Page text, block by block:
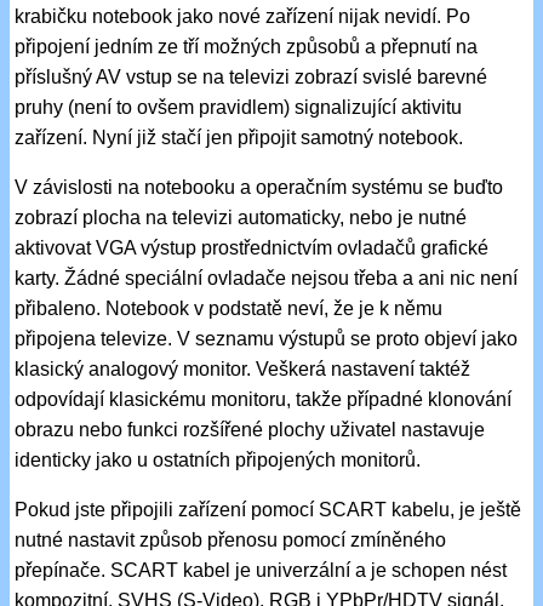
krabičku notebook jako nové zařízení nijak nevidí. Po
připojení jedním ze tří možných způsobů a přepnutí na
příslušný AV vstup se na televizi zobrazí svislé barevné
pruhy (není to ovšem pravidlem) signalizující aktivitu
zařízení. Nyní již stačí jen připojit samotný notebook.
V závislosti na notebooku a operačním systému se buďto
zobrazí plocha na televizi automaticky, nebo je nutné
aktivovat VGA výstup prostřednictvím ovladačů grafické
karty. Žádné speciální ovladače nejsou třeba a ani nic není
přibaleno. Notebook v podstatě neví, že je k němu
připojena televize. V seznamu výstupů se proto objeví jako
klasický analogový monitor. Veškerá nastavení taktéž
odpovídají klasickému monitoru, takže případné klonování
obrazu nebo funkci rozšířené plochy uživatel nastavuje
identicky jako u ostatních připojených monitorů.
Pokud jste připojili zařízení pomocí SCART kabelu, je ještě
nutné nastavit způsob přenosu pomocí zmíněného
přepínače. SCART kabel je univerzální a je schopen nést
kompozitní, SVHS (S-Video), RGB i YPbPr/HDTV signál.